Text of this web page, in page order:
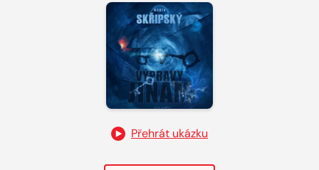
Přehrát ukázku